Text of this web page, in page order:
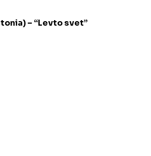
– “Levto svet”